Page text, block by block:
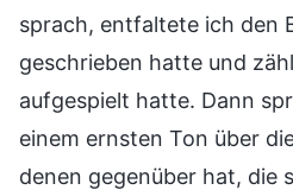
sprach, entfaltete ich den
geschrieben hatte und
aufgespielt hatte. Dann
einem ernsten Ton über
denen gegenüber hat, die